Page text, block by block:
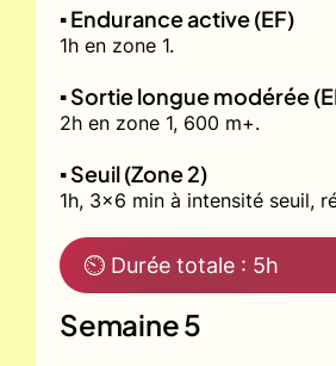
▪️ Endurance active (EF)
1h en zone 1.
▪️ Sortie longue modérée
2h en zone 1, 600 m+.
▪️ Seuil (Zone 2)
1h, 3x6 min à intensité seuil,
⏲ Durée totale : 5h
Semaine 5